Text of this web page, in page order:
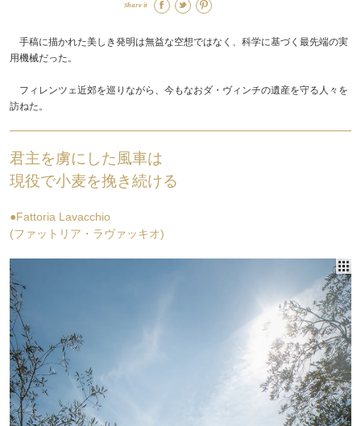
Share it
手稿に描かれた美しき発明は無益な空想ではなく、科学に基づく最先端の実
用機械だった。
フィレンツェ近郊を巡りながら、今もなおダ・ヴィンチの遺産を守る人々を
訪ねた。
君主を虜にした風車は
現役で小麦を挽き続ける
●Fattoria Lavacchio
(ファットリア・ラヴァッキオ)